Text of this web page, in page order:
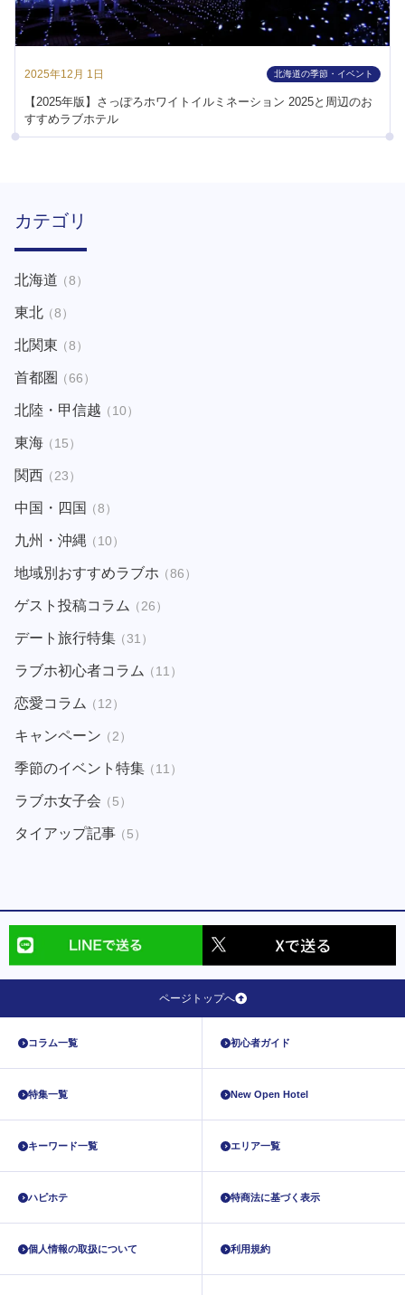
2025年12月 1日 北海道の季節・イベント
【2025年版】さっぽろホワイトイルミネーション 2025と周辺のお
すすめラブホテル
カテゴリ
北海道（8）
東北（8）
北関東（8）
首都圏 （66）
北陸・甲信越（10）
東海（15）
関西（23）
中国・四国 （8）
九州・沖縄（10）
地域別おすすめラブホ（86）
ゲスト投稿コラム （26）
デート旅行特集（31）
ラブホ初心者コラム （11）
恋愛コラム （12）
キャンペーン（2）
季節のイベント特集（11）
ラブホ女子会（5）
タイアップ記事（5）
ページトップへ
コラム一覧 初心者ガイド
特集一覧 New Open Hotel
キーワード一覧 エリア一覧
ハピホテ 特商法に基づく表示
個人情報の取扱について 利用規約